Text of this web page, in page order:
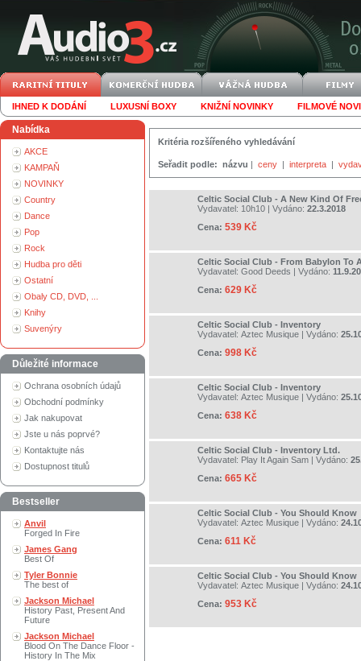
IHNED K DODÁNÍ LUXUSNÍ BOXY KNIŽNÍ NOVINKY FILMOVÉ
Nabídka
AKCE
KAMPAŇ
NOVINKY
Country
Dance
Pop
Rock
Hudba pro děti
Ostatní
Obaly CD, DVD, ...
Knihy
Suvenýry
Důležité informace
Ochrana osobních údajů
Obchodní podmínky
Jak nakupovat
Jste u nás poprvé?
Kontaktujte nás
Dostupnost titulů
Bestseller
Anvil
Forged In Fire
James Gang
Best Of
Tyler Bonnie
The best of
Jackson Michael
History Past, Present And
Future
Jackson Michael
Blood On The Dance Floor -
History In The Mix
Kritéria rozšířeného vyhledávání
Seřadit podle: názvu | ceny | interpreta |
Celtic Social Club - A New Kind Of
Vydavatel: 10h10 | Vydáno: 22.3.2018
Cena: 539 Kč
Celtic Social Club - From Babylon To
Vydavatel: Good Deeds | Vydáno:
Cena: 629 Kč
Celtic Social Club - Inventory
Vydavatel: Aztec Musique | Vydáno:
Cena: 998 Kč
Celtic Social Club - Inventory
Vydavatel: Aztec Musique | Vydáno:
Cena: 638 Kč
Celtic Social Club - Inventory Ltd.
Vydavatel: Play It Again Sam | Vydáno:
Cena: 665 Kč
Celtic Social Club - You Should Know
Vydavatel: Aztec Musique | Vydáno:
Cena: 611 Kč
Celtic Social Club - You Should Know
Vydavatel: Aztec Musique | Vydáno:
Cena: 953 Kč